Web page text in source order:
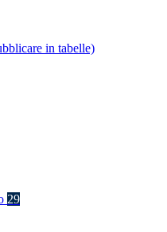
in tabelle)
29